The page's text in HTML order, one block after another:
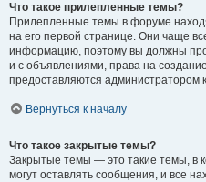
Что такое прилепленные темы?
Прилепленные темы в форуме
на его первой странице. Они чаще
информацию, поэтому вы должны
и с объявлениями, права на
предоставляются администратором
Вернуться к началу
Что такое закрытые темы?
Закрытые темы — это такие темы, в
могут оставлять сообщения, и все